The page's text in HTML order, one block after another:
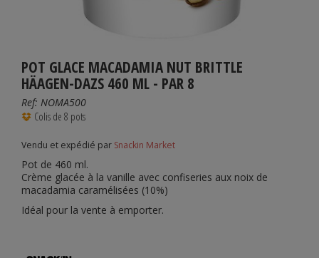
POT GLACE MACADAMIA NUT BRITTLE
HÄAGEN-DAZS 460 ML - PAR 8
Ref: NOMA500
Colis de 8 pots
Vendu et expédié par Snackin Market
Pot de 460 ml.
Crème glacée à la vanille avec confiseries aux noix de
macadamia caramélisées (10%)
Idéal pour la vente à emporter.